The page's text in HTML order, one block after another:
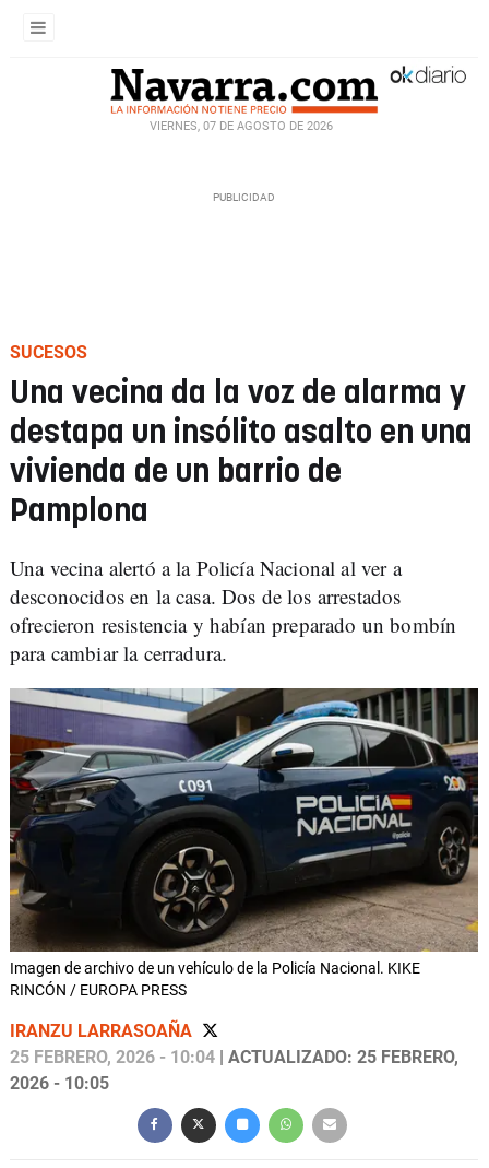
VIERNES, 07 DE AGOSTO DE 2026
SUCESOS
Una vecina da la voz de alarma y
destapa un insólito asalto en una
vivienda de un barrio de
Pamplona
Una vecina alertó a la Policía Nacional al ver a
desconocidos en la casa. Dos de los arrestados
ofrecieron resistencia y habían preparado un bombín
para cambiar la cerradura.
Imagen de archivo de un vehículo de la Policía Nacional. KIKE
RINCÓN / EUROPA PRESS
IRANZU LARRASOAÑA
25 FEBRERO, 2026 - 10:04 | ACTUALIZADO: 25 FEBRERO,
2026 - 10:05